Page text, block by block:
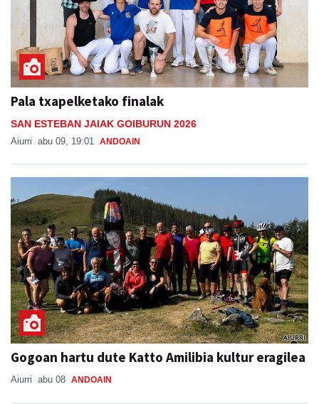
Pala txapelketako finalak
SAN ESTEBAN JAIAK GOIBURUN 2026
Aiurri abu 09, 19:01 ANDOAIN
Gogoan hartu dute Katto Amilibia kultur eragilea
Aiurri abu 08 ANDOAIN